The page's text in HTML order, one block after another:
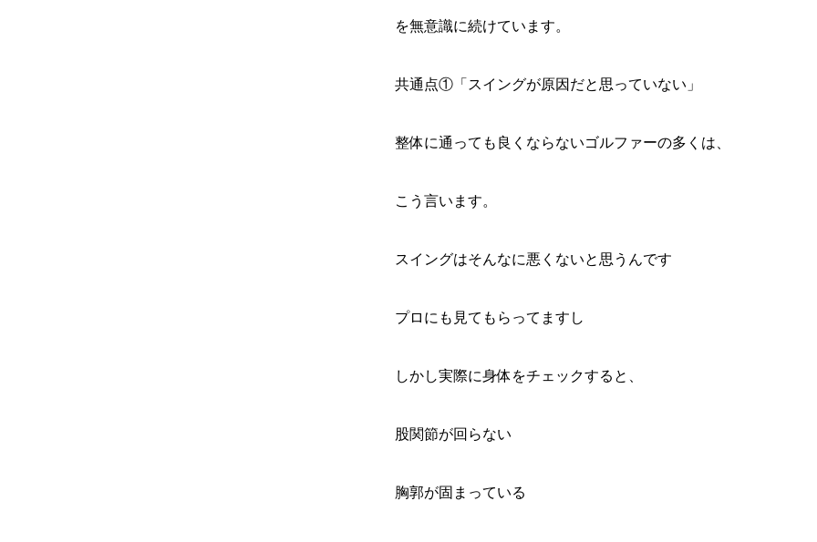
を無意識に続けています。
共通点①「スイングが原因だと思っていない」
整体に通っても良くならないゴルファーの多くは、
こう言います。
スイングはそんなに悪くないと思うんです
プロにも見てもらってますし
しかし実際に身体をチェックすると、
股関節が回らない
胸郭が固まっている